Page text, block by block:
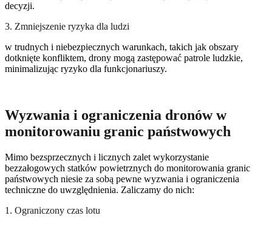
decyzji.
3. Zmniejszenie ryzyka dla ludzi
w trudnych i niebezpiecznych warunkach, takich jak obszary
dotknięte konfliktem, drony mogą zastępować patrole ludzkie,
minimalizując ryzyko dla funkcjonariuszy.
Wyzwania i ograniczenia dronów w
monitorowaniu granic państwowych
Mimo bezsprzecznych i licznych zalet wykorzystanie
bezzałogowych statków powietrznych do monitorowania granic
państwowych niesie za sobą pewne wyzwania i ograniczenia
techniczne do uwzględnienia. Zaliczamy do nich:
1. Ograniczony czas lotu